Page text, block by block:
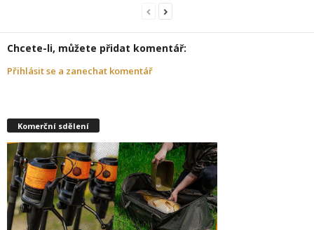
Chcete-li, můžete přidat komentář:
Přihlásit se a zanechat komentář
Komerční sdělení